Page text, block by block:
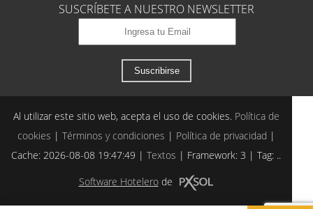
SUSCRÍBETE A NUESTRO NEWSLETTER
Suscribirse
Al utilizar este sitio web, acepta el uso de cookies. Política de
cookies | Términos y condiciones | Política de privacidad |
Cache: 2026-08-08 19:47:49 | Textos | Framework: 3 | Tag: ..
Software Hotelerode